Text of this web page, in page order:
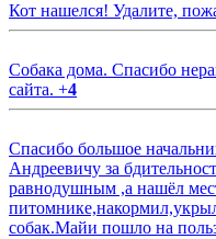
Кот нашелся! Удалите,
Собака дома. Спасибо
сайта. +4
Спасибо большое
Андреевичу за
равнодушным ,а нашёл
собак.Майи пошло на